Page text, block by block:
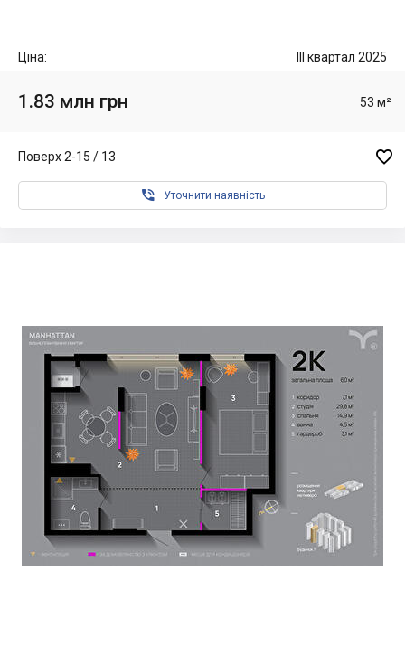
Ціна: III квартал 2025
1.83 млн грн 53 м²
Поверх 2-15 / 13 
 Уточнити наявність